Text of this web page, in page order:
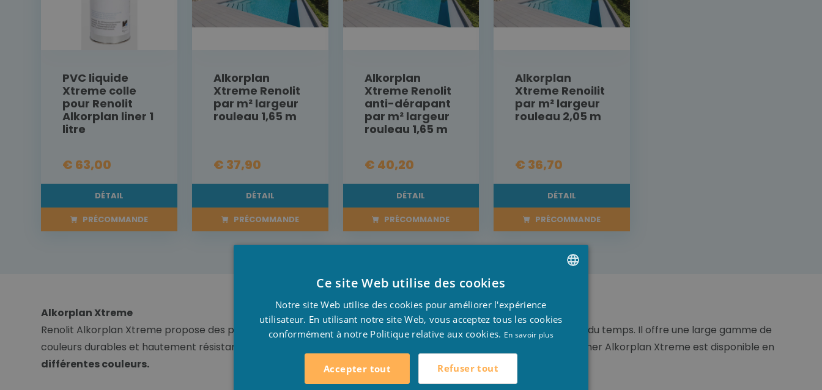
PVC liquide
Xtreme colle
pour Renolit
Alkorplan liner 1
litre
€ 63,00
DÉTAIL
PRÉCOMMANDE
Alkorplan
Xtreme Renolit
par m² largeur
rouleau 1,65 m
€ 37,90
DÉTAIL
PRÉCOMMANDE
Alkorplan
Xtreme Renolit
anti-dérapant
par m² largeur
rouleau 1,65 m
€ 40,20
DÉTAIL
PRÉCOMMANDE
Alkorplan
Xtreme Renoilit
par m² largeur
rouleau 2,05 m
€ 36,70
DÉTAIL
PRÉCOMMANDE
Alkorplan Xtreme
Renolit Alkorplan Xtreme propose des piscines vraiment unique avec des couleurs qui restent riches et vives au fil du temps. Il offre une large gamme de
couleurs durables et hautement résistant avec lesquels vous personnalisez votre piscine, en un bassin unique. Le liner Alkorplan Xtreme est disponible en
différentes couleurs.
ENGLISH
Ce site Web utilise des cookies
Notre site Web utilise des cookies pour améliorer l'expérience
utilisateur. En utilisant notre site Web, vous acceptez tous les cookies
conformément à notre Politique relative aux cookies. En savoir plus
Accepter tout Refuser tout